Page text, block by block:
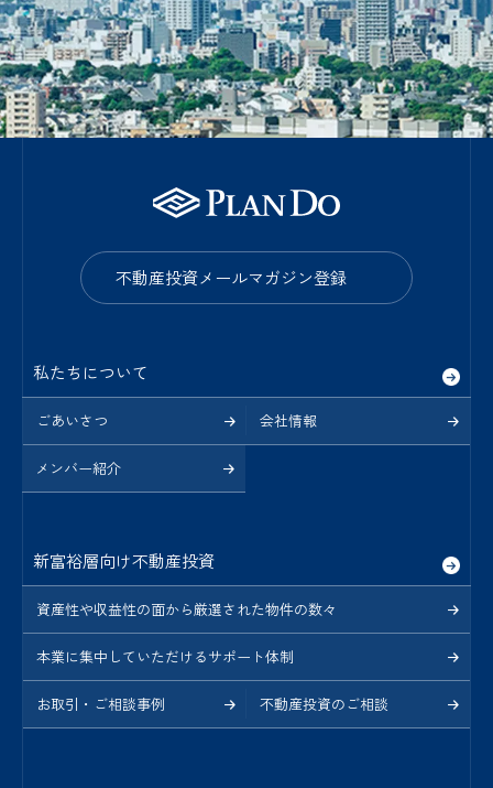
不動産投資メールマガジン登録
私たちについて
ごあいさつ 会社情報
メンバー紹介
新富裕層向け不動産投資
資産性や収益性の面から厳選された物件の数々
本業に集中していただけるサポート体制
お取引・ご相談事例 不動産投資のご相談